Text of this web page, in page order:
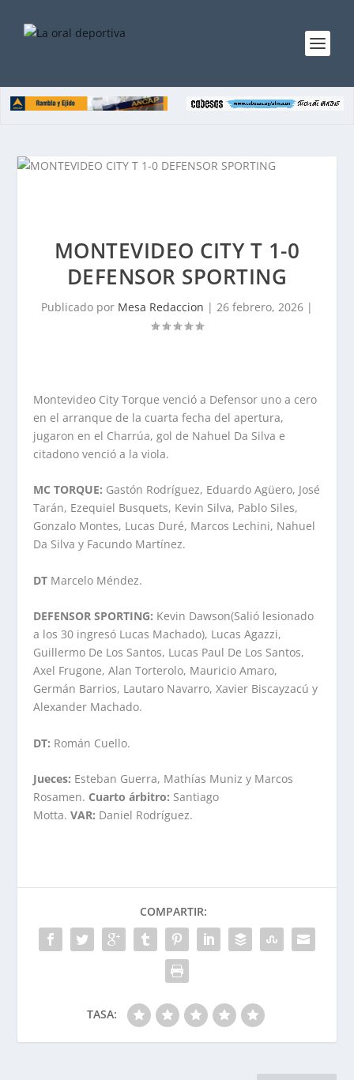
MONTEVIDEO CITY T 1-0
DEFENSOR SPORTING
Publicado por Mesa Redaccion | 26 febrero, 2026 |
Montevideo City Torque venció a Defensor uno a cero
en el arranque de la cuarta fecha del apertura,
jugaron en el Charrúa, gol de Nahuel Da Silva e
citadono venció a la viola.
MC TORQUE: Gastón Rodríguez, Eduardo Agüero, José
Tarán, Ezequiel Busquets, Kevin Silva, Pablo Siles,
Gonzalo Montes, Lucas Duré, Marcos Lechini, Nahuel
Da Silva y Facundo Martínez.
DT Marcelo Méndez.
DEFENSOR SPORTING: Kevin Dawson(Salió lesionado
a los 30 ingresó Lucas Machado), Lucas Agazzi,
Guillermo De Los Santos, Lucas Paul De Los Santos,
Axel Frugone, Alan Torterolo, Mauricio Amaro,
Germán Barrios, Lautaro Navarro, Xavier Biscayzacú y
Alexander Machado.
DT: Román Cuello.
Jueces: Esteban Guerra, Mathías Muniz y Marcos
Rosamen. Cuarto árbitro: Santiago
Motta.VAR: Daniel Rodríguez.
COMPARTIR:
TASA: